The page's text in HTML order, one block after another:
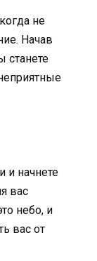
не
Начав
станете
и начнете
вас
небо, и
вас от